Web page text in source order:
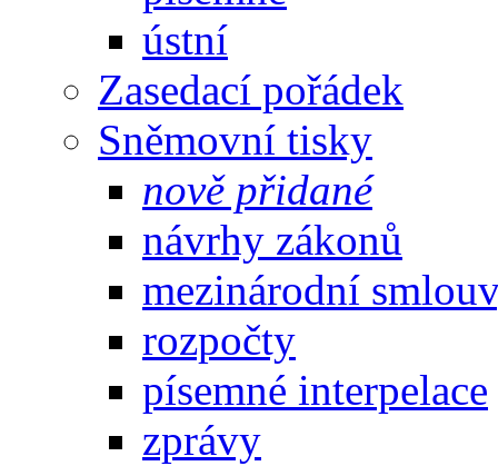
ústní
Zasedací pořádek
Sněmovní tisky
nově přidané
návrhy zákonů
mezinárodní
rozpočty
písemné interpelace
zprávy